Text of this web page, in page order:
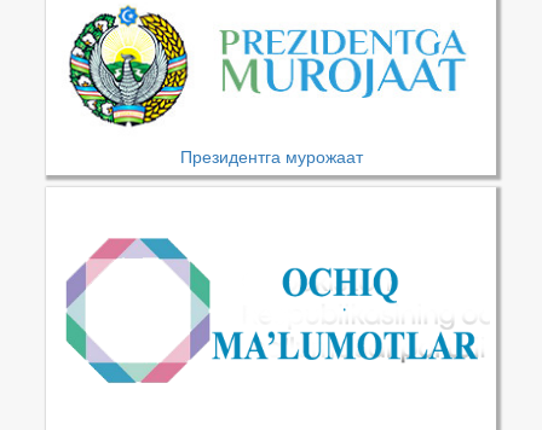
Президентга мурожаат